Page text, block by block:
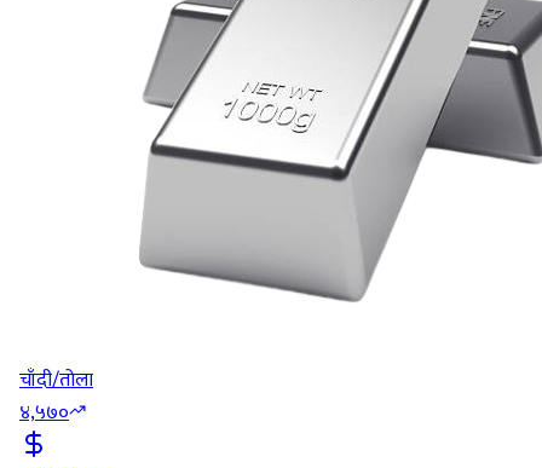
चाँदी/तोला
४,५७०